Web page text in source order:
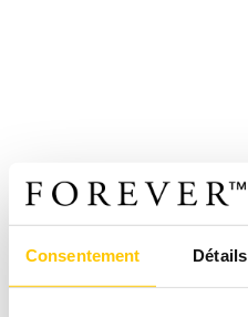
Consentement Détails